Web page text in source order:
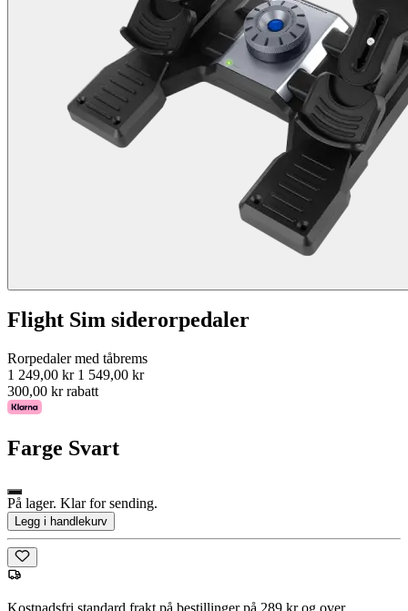
Flight Sim siderorpedaler
Rorpedaler med tåbrems
1 249,00 kr 1 549,00 kr
300,00 kr rabatt
Farge Svart
På lager. Klar for sending.
Legg i handlekurv